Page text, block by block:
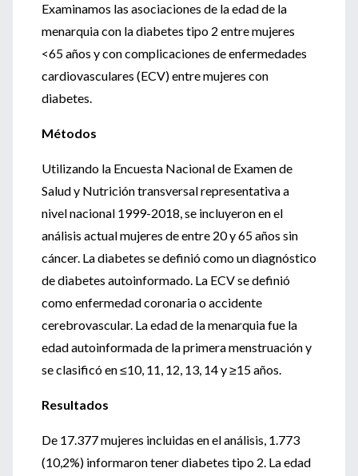
Examinamos las asociaciones de la edad de la
menarquia con la diabetes tipo 2 entre mujeres
<65 años y con complicaciones de enfermedades
cardiovasculares (ECV) entre mujeres con
diabetes.
Métodos
Utilizando la Encuesta Nacional de Examen de
Salud y Nutrición transversal representativa a
nivel nacional 1999-2018, se incluyeron en el
análisis actual mujeres de entre 20 y 65 años sin
cáncer. La diabetes se definió como un diagnóstico
de diabetes autoinformado. La ECV se definió
como enfermedad coronaria o accidente
cerebrovascular. La edad de la menarquia fue la
edad autoinformada de la primera menstruación y
se clasificó en ≤10, 11, 12, 13, 14 y ≥15 años.
Resultados
De 17.377 mujeres incluidas en el análisis, 1.773
(10,2%) informaron tener diabetes tipo 2. La edad